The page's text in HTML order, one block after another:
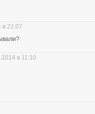
в 22:07
в 11:10